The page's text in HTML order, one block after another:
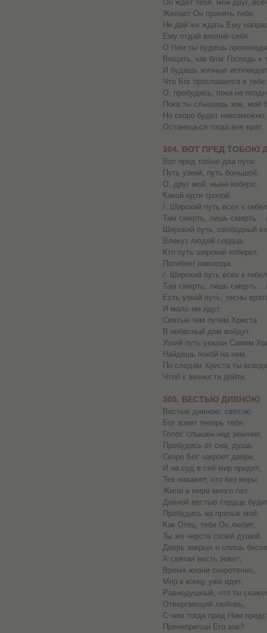
Он ждет тебя, мой друг,
Желает Он принять тебя:
Не дай же ждать Ему
Ему отдай вполне себя.
О Нем ты будешь
Вещать, как благ Господь к
И будешь жизнью
Что Бог прославился в тебе.
О, пробудись, пока не
Пока ты слышишь зов, мой
Но скоро будет невозможно,
Останешься тогда вне врат.
304. ВОТ ПРЕД ТОБОЮ
Вот пред тобою два пути:
Путь узкий, путь большой.
О, друг мой, ныне избери,
Какой идти тропой.
/: Широкий путь всех к
Там смерть, лишь смерть. :
Широкий путь, свободный
Влекут людей сердца.
Кто путь широкий изберет,
Погибнет навсегда.
/: Широкий путь всех к
Там смерть, лишь смерть. :
Есть узкий путь, тесны
И мало им идут.
Святые тем путем Христа
В небесный дом войдут.
Узкий путь указан Самим
Найдешь покой на нем.
По следам Христа ты
Чтоб к вечности дойти.
305. ВЕСТЬЮ ДИВНОЮ
Вестью дивною, святою
Бог зовет теперь тебя,
Голос слышен над землею,
Пробудись от сна, душа.
Скоро Бог закроет двери,
И на суд в сей мир придет,
Тех накажет, кто без веры
Жили в мире много лет.
Дивной вестью сердце
Пробудись на призыв мой;
Как Отец, тебя Он любит,
Ты же черств своей душой.
Дверь закрыл и спишь
А святая весть зовет;
Время жизни скоротечно,
Мир к концу уже идет.
Равнодушный, что ты
Отвергающий любовь,
С чем тогда пред Ним
Пренебрегши Его зов?